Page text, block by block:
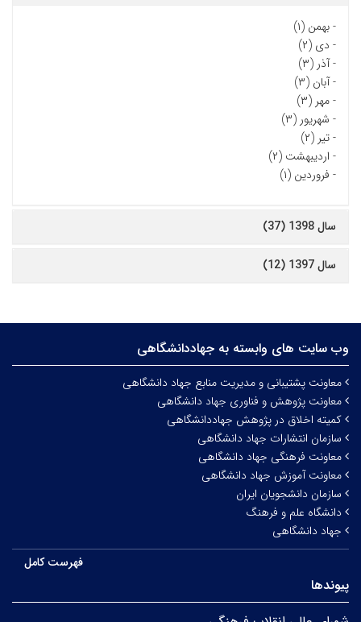
-بهمن (۱)
- دی (۲)
-آذر (۳)
-آبان (۳)
-مهر (۳)
- شهریور (۳)
-تیر (۲)
- اردیبهشت (۲)
- فروردین (۱)
سال 1398 (37)
سال 1397 (12)
وب سایت های وابسته به جهاددانشگاهی
معاونت پشتیبانی و مدیریت منابع جهاد دانشگاهی
معاونت پژوهش و فناوری جهاد دانشگاهی
کمیته اخلاق در پژوهش جهاددانشگاهی
سازمان انتشارات جهاد دانشگاهی
معاونت فرهنگی جهاد دانشگاهی
معاونت آموزش جهاد دانشگاهی
سازمان دانشجویان ایران
دانشگاه علم و فرهنگ
جهاد دانشگاهی
فهرست کامل
پیوندها